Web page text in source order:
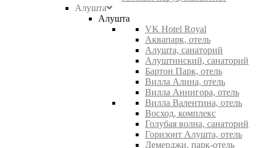
Алушта
Алушта
VK Hotel Royal
Аквапарк, отель
Алушта, санаторий
Алуштинский, санаторий
Бартон Парк, отель
Вилла Алина, отель
Вилла Аннигора, отель
Вилла Валентина, отель
Восход, комплекс
Голубая волна, санаторий
Горизонт Алушта, отель
Демерджи, парк-отель